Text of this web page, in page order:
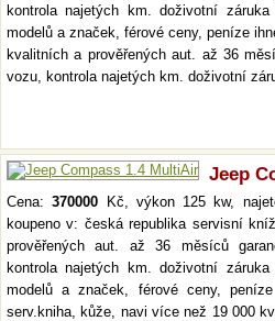
kontrola najetých km. doživotní
modelů a značek, férové ceny, peníze
kvalitních a prověřených aut. až 36
vozu, kontrola najetých km. doživotní
Jeep
Cena:370000 Kč, výkon 125 kw,
koupeno v: česká republika servisní
prověřených aut. až 36 měsíců
kontrola najetých km. doživotní
modelů a značek, férové ceny,
serv.kniha, kůže, navi více než 19 000